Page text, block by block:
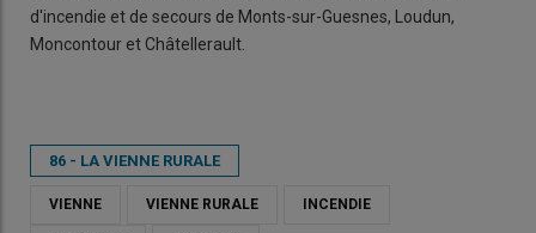
d'incendie et de secours de Monts-sur-Guesnes, Loudun,
Moncontour et Châtellerault.
86 - LA VIENNE RURALE
VIENNE VIENNE RURALE INCENDIE